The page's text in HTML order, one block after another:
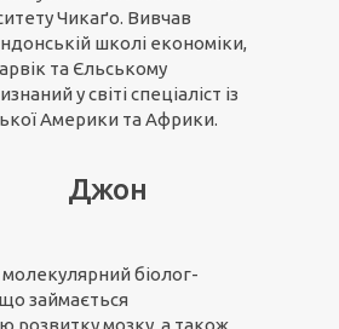
Чикаґо. Вивчав
школі економіки,
та Єльському
у світі спеціаліст із
Америки та Африки.
Джон
біолог-
займається
розвитку мозку, а також